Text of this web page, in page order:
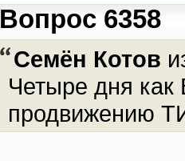
Вопрос 6358
Семён Котов
Четыре дня
продвижению